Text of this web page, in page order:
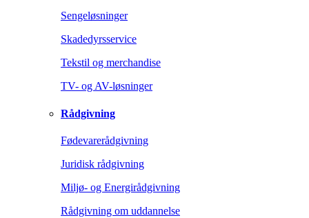
Sengeløsninger
Skadedyrsservice
Tekstil og merchandise
TV- og AV-løsninger
Rådgivning
Fødevarerådgivning
Juridisk rådgivning
Miljø- og Energirådgivning
Rådgivning om uddannelse